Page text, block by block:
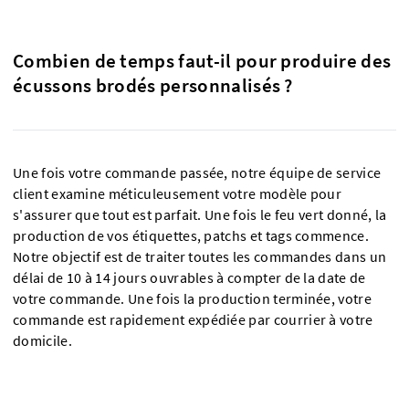
Combien de temps faut-il pour produire des
écussons brodés personnalisés ?
Une fois votre commande passée, notre équipe de service
client examine méticuleusement votre modèle pour
s'assurer que tout est parfait. Une fois le feu vert donné, la
production de vos étiquettes, patchs et tags commence.
Notre objectif est de traiter toutes les commandes dans un
délai de 10 à 14 jours ouvrables à compter de la date de
votre commande. Une fois la production terminée, votre
commande est rapidement expédiée par courrier à votre
domicile.